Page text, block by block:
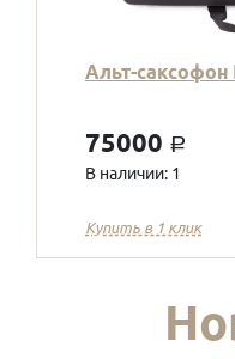
Альт-саксофон
75000 a
В наличии: 1
Купить в 1 клик